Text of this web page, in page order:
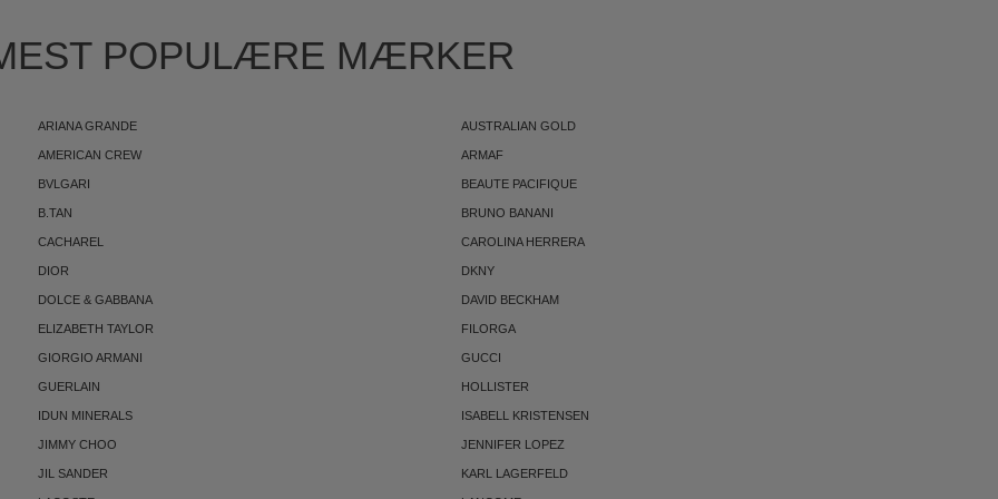
POPULÆRE MÆRKER
ARIANA GRANDE AUSTRALIAN GOLD
AMERICAN CREW ARMAF
BVLGARI BEAUTE PACIFIQUE
B.TAN BRUNO BANANI
CACHAREL CAROLINA HERRERA
DIOR DKNY
DOLCE & GABBANA DAVID BECKHAM
ELIZABETH TAYLOR FILORGA
GIORGIO ARMANI GUCCI
GUERLAIN HOLLISTER
IDUN MINERALS ISABELL KRISTENSEN
JIMMY CHOO JENNIFER LOPEZ
JIL SANDER KARL LAGERFELD